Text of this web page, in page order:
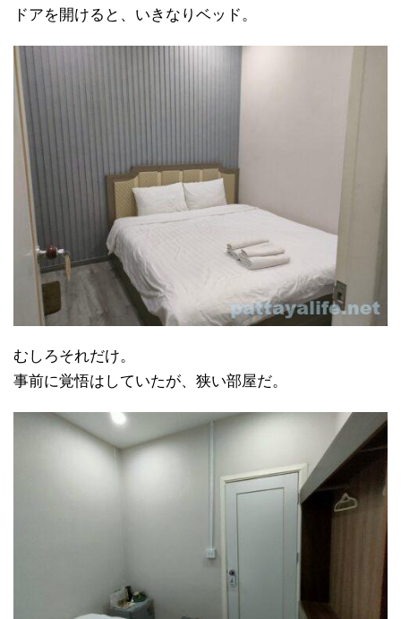
ドアを開けると、いきなりベッド。
むしろそれだけ。
事前に覚悟はしていたが、狭い部屋だ。